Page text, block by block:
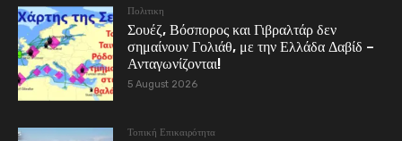
Πολιτικη
Σουέζ, Βόσπορος και Γιβραλτάρ δεν
σημαίνουν Γολιάθ, με την Ελλάδα Δαβίδ –
Ανταγωνίζονται!
5 August 2026
Τοπική Επικαιρότητα